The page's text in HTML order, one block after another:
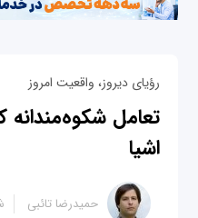
رؤیای دیروز، واقعیت امروز
تعامل شکوه‌مندانه
اشیا
حمیدرضا تائبی